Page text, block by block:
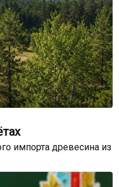
импорта древесина из